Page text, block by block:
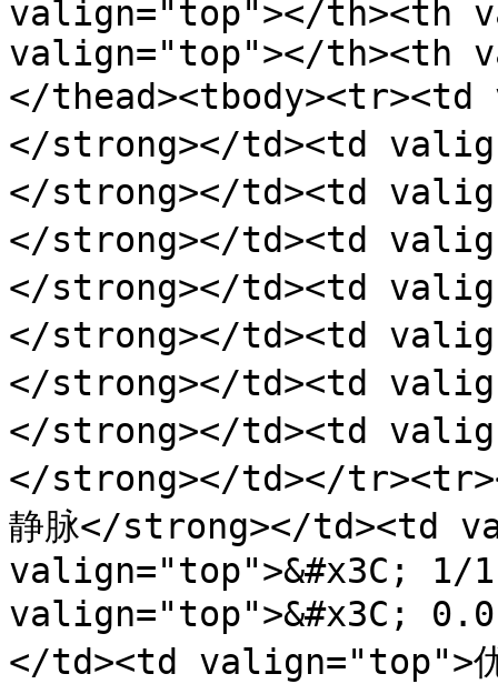
valign="top"></th><th
valign="top"></th><th
</thead><tbody><tr><td
</strong></td><td
</strong></td><td
</strong></td><td
</strong></td><td
</strong></td><td
</strong></td><td
</strong></td><td
</strong></td></
静脉</strong></td><td
valign="top">&#x3C; 1/
valign="top">&#x3C;
</td><td valign="top">